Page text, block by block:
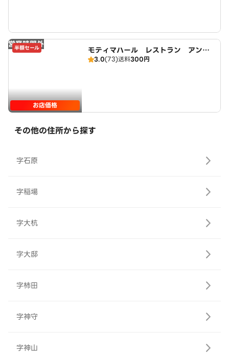
営業時間外
半額セール
お店価格
モティマハール レストラン アンド
バー
3.0(73)送料300円
その他の住所から探す
字石原
字稲場
字大杭
字大邸
字柿田
字神守
字神山